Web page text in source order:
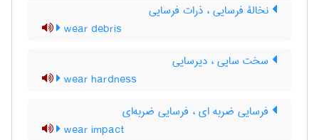
نخالۀ فرسایی ، ذرات فرسایی
wear debris
سخت سایی ، دیرسایی
wear hardness
فرسایی ضربه ای ، فرسایی ضربه‌ای
wear impact